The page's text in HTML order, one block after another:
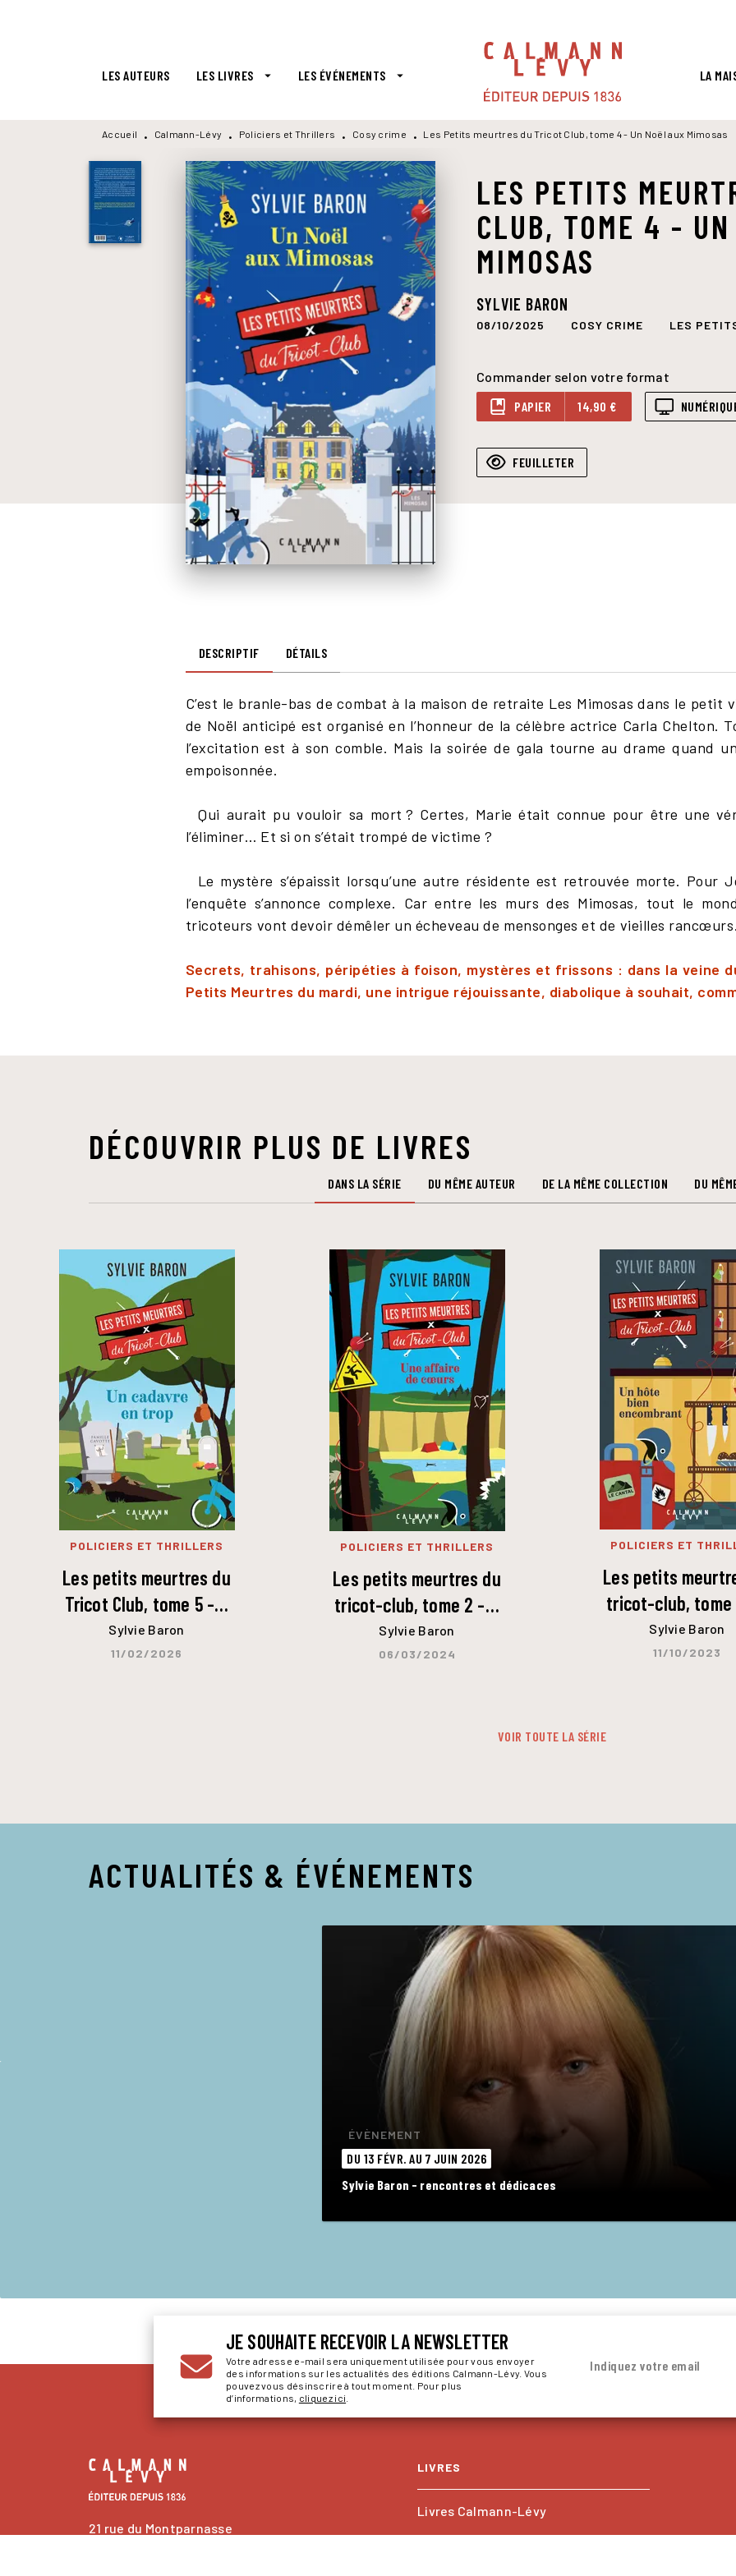
LES AUTEURS LES LIVRES arrow_drop_down LES ÉVÉNEMENTS arrow_drop_down LA
Accueil • Calmann-Lévy • Policiers et Thrillers • Cosy crime • Les Petits meurtres du Tricot Club, tome 4 - Un Noël aux Mimosas
LES PETITS
CLUB, TOME 4 -
MIMOSAS
SYLVIE BARON
08/10/2025 COSY CRIME LES
Commander selon votre format
PAPIER
14,90 €
FEUILLETER
DESCRIPTIF DÉTAILS
C’est le branle-bas de combat à la maison de retraite Les Mimosas dans le petit
de Noël anticipé est organisé en l’honneur de la célèbre actrice Carla Chelton.
l’excitation est à son comble. Mais la soirée de gala tourne au drame quand
empoisonnée.
Qui aurait pu vouloir sa mort ? Certes, Marie était connue pour être une
l’éliminer… Et si on s’était trompé de victime ?
Le mystère s’épaissit lorsqu’une autre résidente est retrouvée morte. Pour
l’enquête s’annonce complexe. Car entre les murs des Mimosas, tout le
tricoteurs vont devoir démêler un écheveau de mensonges et de vieilles
Secrets, trahisons, péripéties à foison, mystères et frissons : dans la veine
Petits Meurtres du mardi, une intrigue réjouissante, diabolique à souhait,
DÉCOUVRIR PLUS DE LIVRES
DANS LA SÉRIE DU MÊME AUTEUR DE LA MÊME COLLECTION DU
POLICIERS ET THRILLERS
Les petits meurtres du
Tricot Club, tome 5 -…
Sylvie Baron
11/02/2026
POLICIERS ET THRILLERS
Les petits meurtres du
tricot-club, tome 2 -…
Sylvie Baron
06/03/2024
POLICIERS ET
Les petits
tricot-club,
Sylvie Baron
11/10/2023
VOIR TOUTE LA SÉRIE
ACTUALITÉS & ÉVÉNEMENTS
ÉVÈNEMENT
DU 13 FÉVR. AU 7 JUIN 2026
Sylvie Baron - rencontres et dédicaces
JE SOUHAITE RECEVOIR LA NEWSLETTER
Votre adresse e-mail sera uniquement utilisée pour vous envoyer
des informations sur les actualités des éditions Calmann-Lévy. Vous
pouvez vous désinscrire à tout moment. Pour plus
d’informations, cliquez ici
Indiquez votre email
21 rue du Montparnasse
LIVRES
Livres Calmann-Lévy
Livres Kero